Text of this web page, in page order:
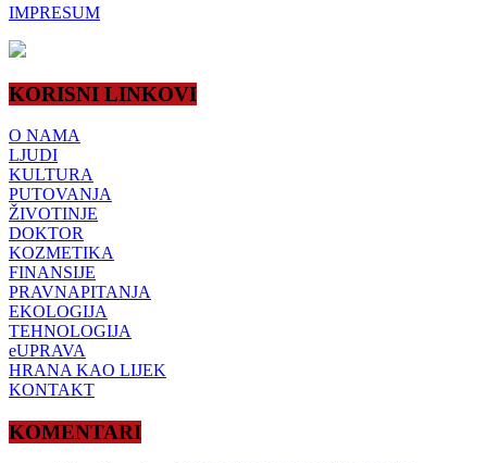
IMPRESUM
KORISNI LINKOVI
O NAMA
LJUDI
KULTURA
PUTOVANJA
ŽIVOTINJE
DOKTOR
KOZMETIKA
FINANSIJE
PRAVNAPITANJA
EKOLOGIJA
TEHNOLOGIJA
eUPRAVA
HRANA KAO LIJEK
KONTAKT
KOMENTARI